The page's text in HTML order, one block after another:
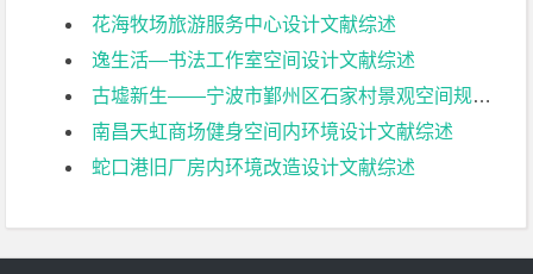
花海牧场旅游服务中心设计文献综述
逸生活—书法工作室空间设计文献综述
古墟新生——宁波市鄞州区石家村景观空间规划设计文献综述
南昌天虹商场健身空间内环境设计文献综述
蛇口港旧厂房内环境改造设计文献综述